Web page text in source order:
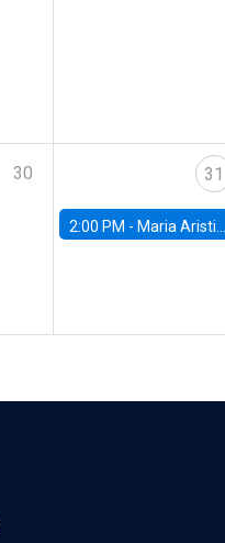
30 31
2:00 PM - Maria Aristizabal-Ramirez, FED Board